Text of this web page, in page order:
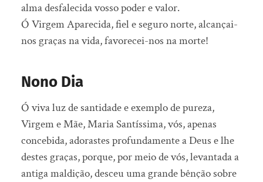
alma desfalecida vosso poder e valor.
Ó Virgem Aparecida, fiel e seguro norte, alcançai-
nos graças na vida, favorecei-nos na morte!
Nono Dia
Ó viva luz de santidade e exemplo de pureza,
Virgem e Mãe, Maria Santíssima, vós, apenas
concebida, adorastes profundamente a Deus e lhe
destes graças, porque, por meio de vós, levantada a
antiga maldição, desceu uma grande bênção sobre